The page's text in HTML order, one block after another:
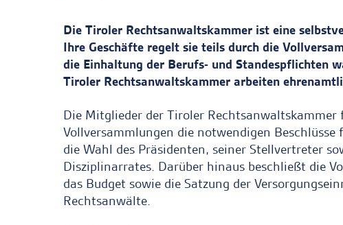
Die Tiroler Rechtsanwaltskammer ist eine
Ihre Geschäfte regelt sie teils durch die
die Einhaltung der Berufs- und Standespflichten
Tiroler Rechtsanwaltskammer arbeiten
Die Mitglieder der Tiroler
Vollversammlungen die notwendigen
die Wahl des Präsidenten, seiner Stellvertreter
Disziplinarrates. Darüber hinaus beschließt die
das Budget sowie die Satzung der
Rechtsanwälte.